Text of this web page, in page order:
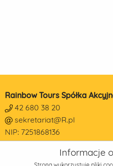
Rainbow Tours Spółka
42 680 38 20
sekretariat@R.pl
NIP: 7251868136
REGON: 473190014
KRS: 0000178650Informacje